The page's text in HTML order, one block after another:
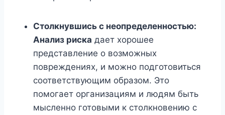
Столкнувшись с неопределенностью:
Анализ риска дает хорошее
представление о возможных
повреждениях, и можно подготовиться
соответствующим образом. Это
помогает организациям и людям быть
мысленно готовыми к столкновению с